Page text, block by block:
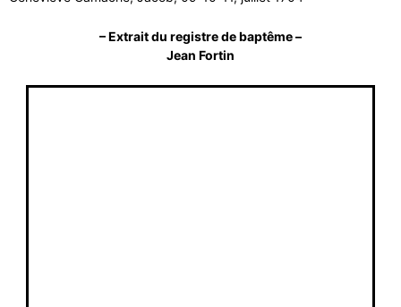
– Extrait du registre de baptême –
Jean Fortin